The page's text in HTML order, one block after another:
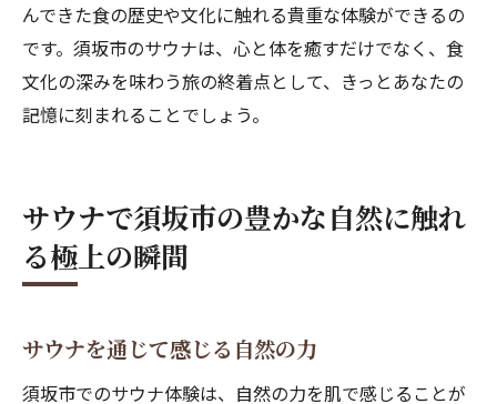
んできた食の歴史や文化に触れる貴重な体験ができるの
です。須坂市のサウナは、心と体を癒すだけでなく、食
文化の深みを味わう旅の終着点として、きっとあなたの
記憶に刻まれることでしょう。
サウナで須坂市の豊かな自然に触れ
る極上の瞬間
サウナを通じて感じる自然の力
須坂市でのサウナ体験は、自然の力を肌で感じることが